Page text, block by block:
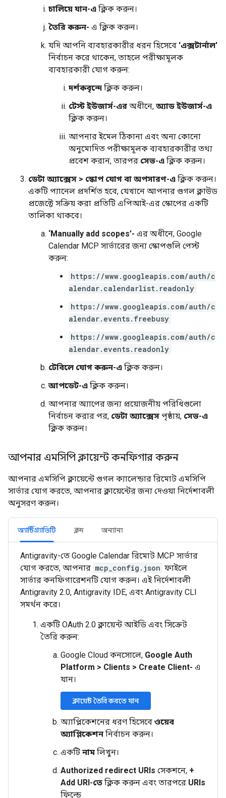
চালিয়ে যান-এ ক্লিক করুন।
তৈরি করুন- এ ক্লিক করুন।
যদি আপনি ব্যবহারকারীর ধরন হিসেবে 'এক্সটার্নাল'
নির্বাচন করে থাকেন, তাহলে পরীক্ষামূলক
ব্যবহারকারী যোগ করুন:
দর্শকবৃন্দে ক্লিক করুন।
টেস্ট ইউজার্স-এর অধীনে, অ্যাড ইউজার্স-এ
ক্লিক করুন।
আপনার ইমেল ঠিকানা এবং অন্য কোনো
অনুমোদিত পরীক্ষামূলক ব্যবহারকারীর তথ্য
প্রবেশ করান, তারপর সেভ-এ ক্লিক করুন।
ডেটা অ্যাক্সেস > স্কোপ যোগ বা অপসারণ-এ ক্লিক করুন।
একটি প্যানেল প্রদর্শিত হবে, যেখানে আপনার গুগল ক্লাউড
প্রজেক্টে সক্রিয় করা প্রতিটি এপিআই-এর স্কোপের একটি
তালিকা থাকবে।
‘Manually add scopes’- এর অধীনে, Google
Calendar MCP সার্ভারের জন্য স্কোপগুলি পেস্ট
করুন:
https://www.googleapis.com/auth/c
alendar.calendarlist.readonly
https://www.googleapis.com/auth/c
alendar.events.freebusy
https://www.googleapis.com/auth/c
alendar.events.readonly
টেবিলে যোগ করুন-এ ক্লিক করুন।
আপডেট-এ ক্লিক করুন।
আপনার অ্যাপের জন্য প্রয়োজনীয় পরিধিগুলো
নির্বাচন করার পর, ডেটা অ্যাক্সেস পৃষ্ঠায়, সেভ-এ
ক্লিক করুন।
আপনার এমসিপি ক্লায়েন্ট কনফিগার করুন
আপনার এমসিপি ক্লায়েন্টে গুগল ক্যালেন্ডার রিমোট এমসিপি
সার্ভার যোগ করতে, আপনার ক্লায়েন্টের জন্য দেওয়া নির্দেশাবলী
অনুসরণ করুন।
অ্যান্টিগ্র্যাভিটি ক্লদ অন্যান্য
Antigravity-তে Google Calendar রিমোট MCP সার্ভার
যোগ করতে, আপনার mcp_config.json ফাইলে
সার্ভার কনফিগারেশনটি যোগ করুন। এই নির্দেশাবলী
Antigravity 2.0, Antigravity IDE, এবং Antigravity CLI
সমর্থন করে।
একটি OAuth 2.0 ক্লায়েন্ট আইডি এবং সিক্রেট
তৈরি করুন:
Google Cloud কনসোলে, Google Auth
Platform > Clients > Create Client- এ
যান।
ক্লায়েন্ট তৈরি করতে যান
অ্যাপ্লিকেশনের ধরণ হিসেবে ওয়েব
অ্যাপ্লিকেশন নির্বাচন করুন।
একটি নাম লিখুন।
Authorized redirect URIs সেকশনে, +
Add URI-তে ক্লিক করুন এবং তারপরে URIs
ফিল্ডে